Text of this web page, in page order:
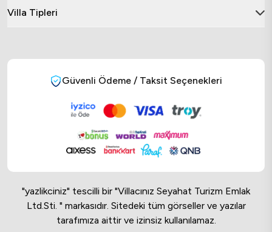
Villa Tipleri
Güvenli Ödeme / Taksit Seçenekleri
"yazlikciniz" tescilli bir "Villacınız Seyahat Turizm Emlak
Ltd.Sti. " markasıdır. Sitedeki tüm görseller ve yazılar
tarafımıza aittir ve izinsiz kullanılamaz.
Online Musteri Temsilcisi